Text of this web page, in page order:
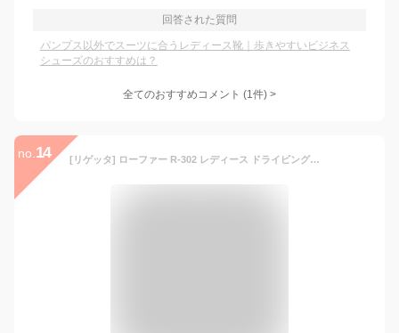
回答された質問
パンプス以外でスーツに合うレディース靴｜歩きやすいビジネス
シューズのおすすめは？
全てのおすすめコメント (1件) >
no. 14 [リゲッタ] ローファー R-302 レディース ドライビングローファー（カーキ S） スリッポン シンプル モカシン フラット 軽い 歩きやすい 履きやすい 疲れにくい コンフォート 日本製 楽ちん 新感覚 旅行 ビジネス 通勤 普段使い おしゃれ